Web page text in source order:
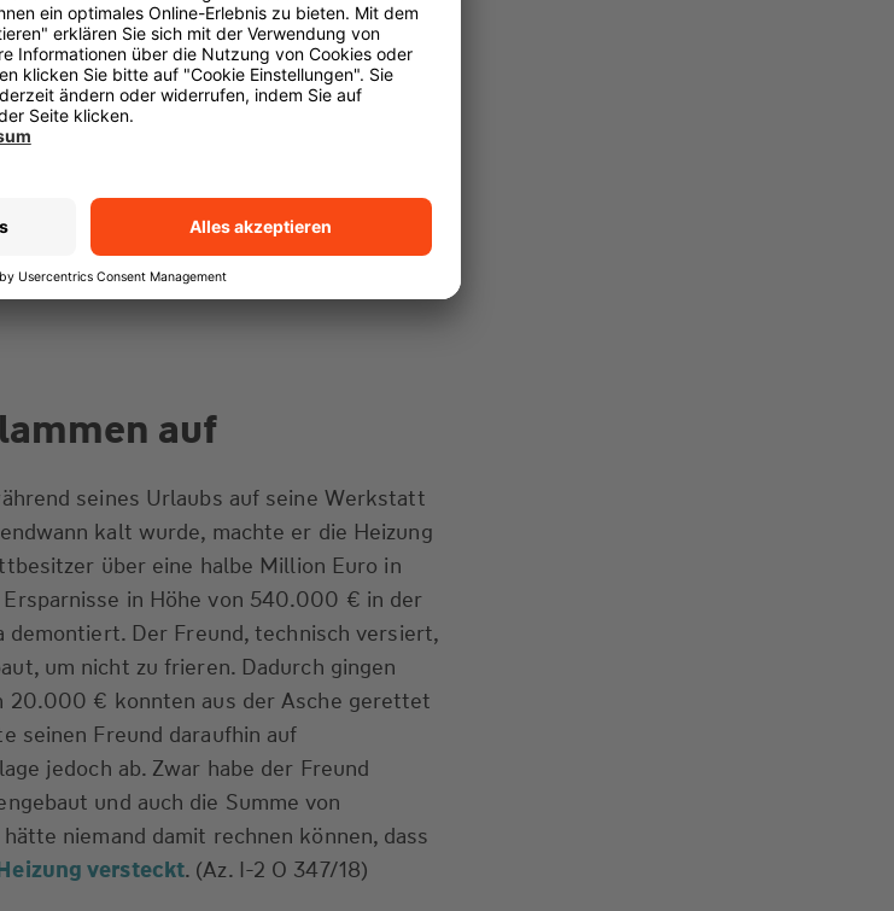
drei der Männer, doch keins der Treffen
Daraufhin focht die Adelige den
ansah. Die beworbene Exklusivität
gewesen. Das Gericht jedoch wies die
gewesen seien und den Anforderungen
nicht ersichtlich. Auch die
zwei der vorgeschlagenen Männer
waren und diese zur gehobenen und gut
(Urt. v. 22.03.2019, Az. 113 C
auf
seines Urlaubs auf seine Werkstatt
kalt wurde, machte er die Heizung
über eine halbe Million Euro in
in Höhe von 540.000 € in der
Der Freund, technisch versiert,
um nicht zu frieren. Dadurch gingen
20.000 € konnten aus der Asche gerettet
seinen Freund daraufhin auf
jedoch ab. Zwar habe der Freund
und auch die Summe von
niemand damit rechnen können, dass
versteckt. (Az. I-2 O 347/18)